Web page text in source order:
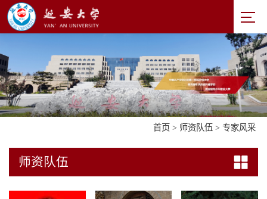
首页 > 师资队伍 > 专家风采
师资队伍